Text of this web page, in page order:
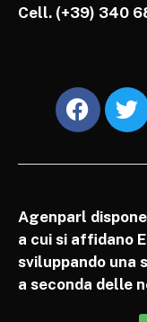
Cell. (+39) 340
Agenparl
a cui si affidano
sviluppando una
a seconda delle